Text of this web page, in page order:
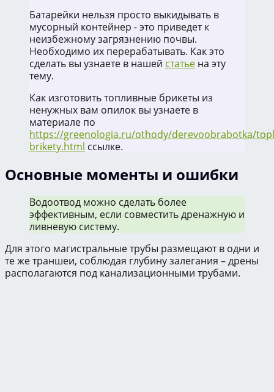
Батарейки нельзя просто выкидывать в
мусорный контейнер - это приведет к
неизбежному загрязнению почвы.
Необходимо их перерабатывать. Как это
сделать вы узнаете в нашей статье на эту
тему.
Как изготовить топливные брикеты из
ненужных вам опилок вы узнаете в
материале по
https://greenologia.ru/othody/derevoobrabotka/
brikety.html ссылке.
Основные моменты и ошибки
Водоотвод можно сделать более
эффективным, если совместить дренажную и
ливневую систему.
Для этого магистральные трубы размещают в одни и
те же траншеи, соблюдая глубину залегания – дрены
располагаются под канализационными трубами.